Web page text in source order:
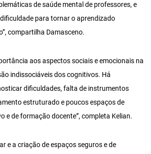
de saúde mental de professores, e
para tornar o aprendizado
compartilha Damasceno.
aos aspectos sociais e emocionais na
indissociáveis dos cognitivos. Há
dificuldades, falta de instrumentos
estruturado e poucos espaços de
e de formação docente”, completa Kelian.
e a criação de espaços seguros e de